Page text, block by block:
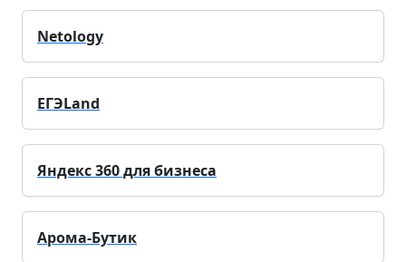
Netology
ЕГЭLand
Яндекс 360 для бизнеса
Арома-Бутик